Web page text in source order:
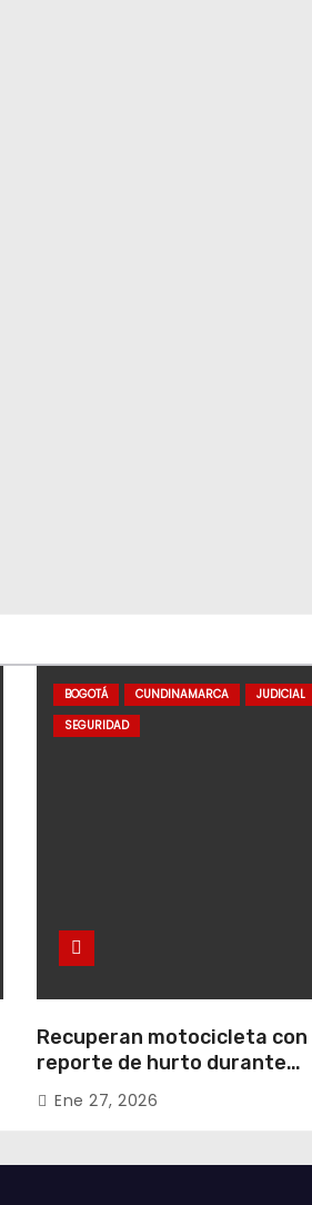
BOGOTÁ CUNDINAMARCA
JUDICIAL
SEGURIDAD
Recuperan motocicleta con
reporte de hurto durante
operativo de seguridad en
Uribe Uribe
Ene 27, 2026